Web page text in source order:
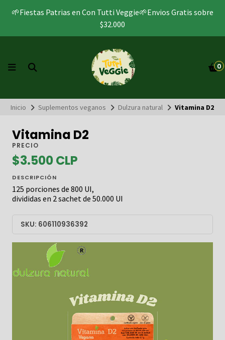
🌱Fiestas Patrias en Con Tutti Veggie🌱Envios Gratis sobre
$32.000
0
Inicio Suplementos veganos Dulzura natural Vitamina D2
Vitamina D2
PRECIO
$3.500 CLP
DESCRIPCIÓN
125 porciones de 800 UI,
divididas en 2 sachet de 50.000 UI​
SKU: 606110936392